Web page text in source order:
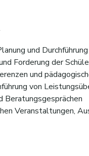
und
Forderung der
und
von
Beratungsgesprächen
Veranstaltungen,